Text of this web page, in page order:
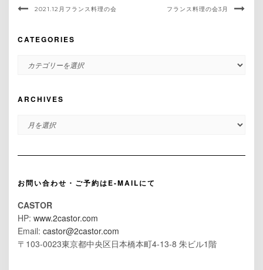
2021.12月フランス料理の会 フランス料理の会3月
CATEGORIES
CATEGORIES
ARCHIVES
ARCHIVES
お問い合わせ・ご予約はE-MAILにて
CASTOR
HP: www.2castor.com
Email: castor@2castor.com
〒103-0023東京都中央区日本橋本町4-13-8 朱ビル1階